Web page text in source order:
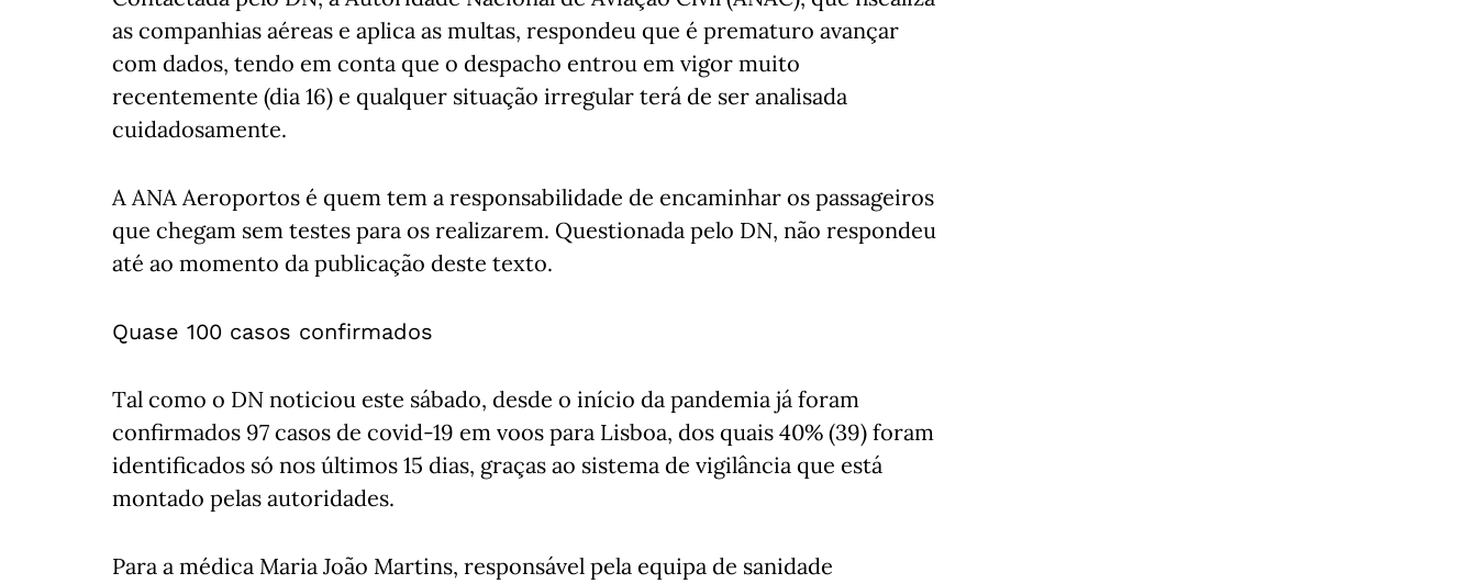
as companhias aéreas e aplica as multas, respondeu que é prematuro avançar
com dados, tendo em conta que o despacho entrou em vigor muito
recentemente (dia 16) e qualquer situação irregular terá de ser analisada
cuidadosamente.
A ANA Aeroportos é quem tem a responsabilidade de encaminhar os passageiros
que chegam sem testes para os realizarem. Questionada pelo DN, não respondeu
até ao momento da publicação deste texto.
Quase 100 casos confirmados
Tal como o DN noticiou este sábado, desde o início da pandemia já foram
confirmados 97 casos de covid-19 em voos para Lisboa, dos quais 40% (39) foram
identificados só nos últimos 15 dias, graças ao sistema de vigilância que está
montado pelas autoridades.
Para a médica Maria João Martins, responsável pela equipa de sanidade